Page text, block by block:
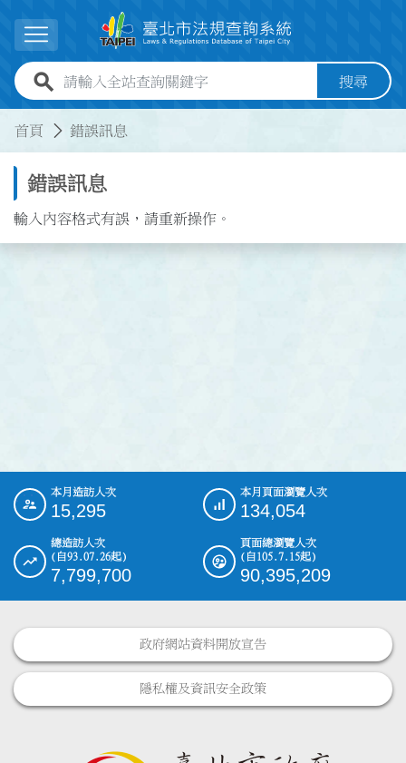
展開選單
全站查詢關鍵字欄位 搜尋
首頁 錯誤訊息
錯誤訊息
輸入內容格式有誤，請重新操作。
::: 本月造訪人次
15,295
本月頁面瀏覽人次
134,054
總造訪人次
(自93.07.26起)
7,799,700
頁面總瀏覽人次
(自105.7.15起)
90,395,209
政府網站資料開放宣告
隱私權及資訊安全政策